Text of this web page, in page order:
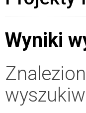
Wyniki